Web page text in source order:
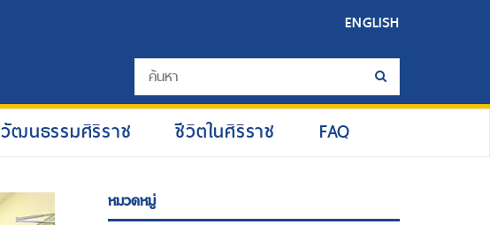
ENGLISH
วัฒนธรรมศิริราช ชีวิตในศิริราช FAQ
หมวดหมู่